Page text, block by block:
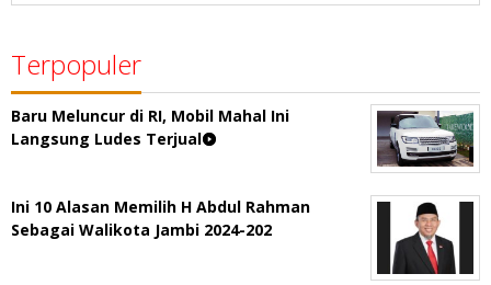
Terpopuler
Baru Meluncur di RI, Mobil Mahal Ini
Langsung Ludes Terjual
Ini 10 Alasan Memilih H Abdul Rahman
Sebagai Walikota Jambi 2024-202